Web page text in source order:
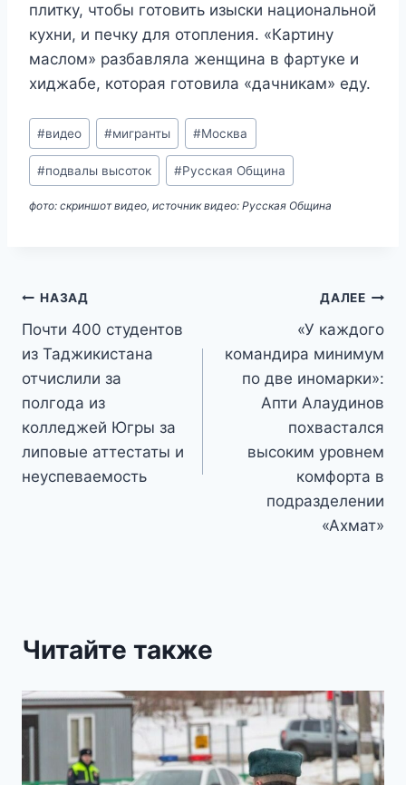
плитку, чтобы готовить изыски национальной
кухни, и печку для отопления. «Картину
маслом» разбавляла женщина в фартуке и
хиджабе, которая готовила «дачникам» еду.
Метки
записи:
#видео #мигранты #Москва
#подвалы высоток #Русская Община
фото: скриншот видео, источник видео: Русская Община
Навигация
по
записям
НАЗАД
Почти 400 студентов
из Таджикистана
отчислили за
полгода из
колледжей Югры за
липовые аттестаты и
неуспеваемость
ДАЛЕЕ
«У каждого
командира минимум
по две иномарки»:
Апти Алаудинов
похвастался
высоким уровнем
комфорта в
подразделении
«Ахмат»
Читайте также